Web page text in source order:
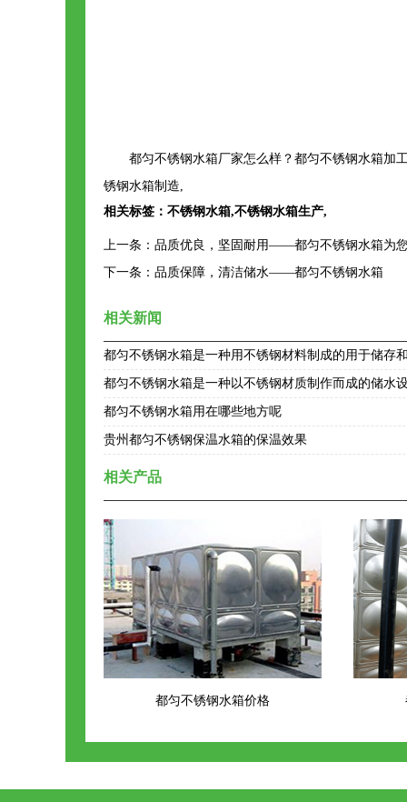
都匀不锈钢水箱厂家怎么样？都匀不锈钢水箱加
锈钢水箱制造,
相关标签： 不锈钢水箱,不锈钢水箱生产,
上一条： 品质优良，坚固耐用——都匀不锈钢水箱为
下一条： 品质保障，清洁储水——都匀不锈钢水箱
相关新闻
都匀不锈钢水箱是一种用不锈钢材料制成的用于储存
都匀不锈钢水箱是一种以不锈钢材质制作而成的储水
都匀不锈钢水箱用在哪些地方呢
贵州都匀不锈钢保温水箱的保温效果
相关产品
都匀不锈钢水箱价格